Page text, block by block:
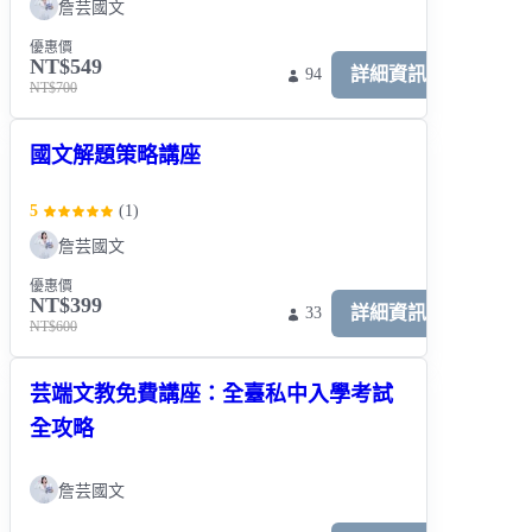
詹芸國文
優惠價
NT$549
NT$700
94 詳細資訊
國文解題策略講座
5 (1 )
詹芸國文
優惠價
NT$399
NT$600
33 詳細資訊
芸端文教免費講座：全臺私中入學考試
全攻略
詹芸國文